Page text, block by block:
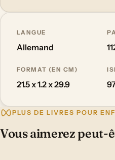
LANGUE
Allemand
FORMAT (EN CM)
21.5 x 1.2 x 29.9
PLUS DE LIVRES POUR
Vous aimerez peut-